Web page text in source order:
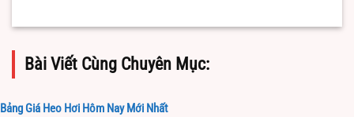
Bài Viết Cùng Chuyên Mục:
Bảng Giá Heo Hơi Hôm Nay Mới Nhất